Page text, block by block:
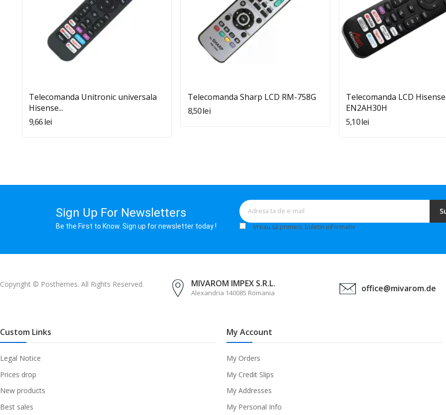
Quantity:
Telecomanda Unitronic universala
Hisense...
9,66 lei
Quantity:
Telecomanda Sharp LCD RM-758G
8,50 lei
Telecomanda LCD Hisense
EN2AH30H
5,10 lei
Sign Up For Newsletters
Be the First to Know. Sign up for newsletter today ! Vreau să primesc buletin informativ
Copyright © Posthemes. All Rights Reserved. MIVAROM IMPEX S.R.L.
Alexandria 140085 Romania office@mivarom.de
Custom Links
Legal Notice
Prices drop
New products
Best sales
My Account
My Orders
My Credit Slips
My Addresses
My Personal Info